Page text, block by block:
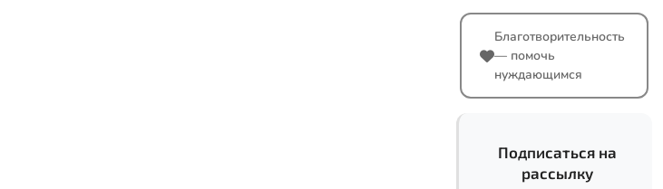
Благотворительность
— помочь
нуждающимся
Подписаться на
рассылку